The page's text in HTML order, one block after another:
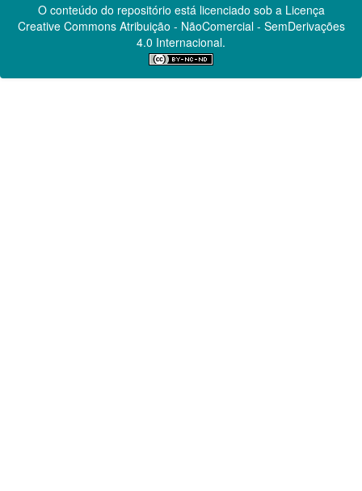
O conteúdo do repositório está licenciado sob a Licença
Creative CommonsAtribuição - NãoComercial - SemDerivações
4.0 Internacional.